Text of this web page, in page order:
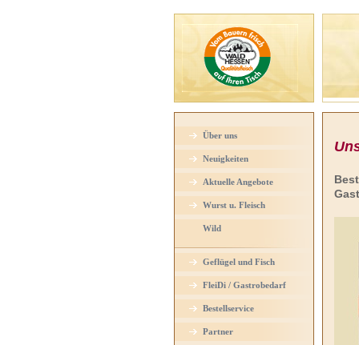
Über uns
Neuigkeiten
Aktuelle Angebote
Wurst u. Fleisch
Wild
Geflügel und Fisch
FleiDi / Gastrobedarf
Bestellservice
Partner